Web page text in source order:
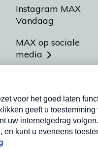
Instagram MAX
Vandaag
MAX op sociale
media
Meldpunt Actueel
Heel Holland Bakt